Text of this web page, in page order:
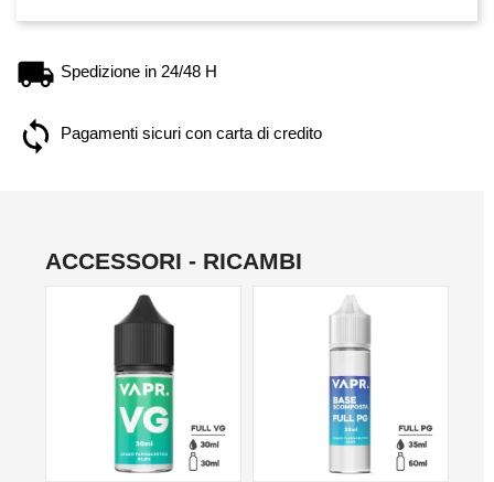
Spedizione in 24/48 H
Pagamenti sicuri con carta di credito
ACCESSORI - RICAMBI